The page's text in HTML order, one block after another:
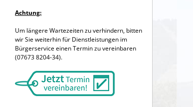
Achtung:
Um längere Wartezeiten zu verhindern, bitten
wir Sie weiterhin für Dienstleistungen im
Bürgerservice einen Termin zu vereinbaren
(07673 8204-34).